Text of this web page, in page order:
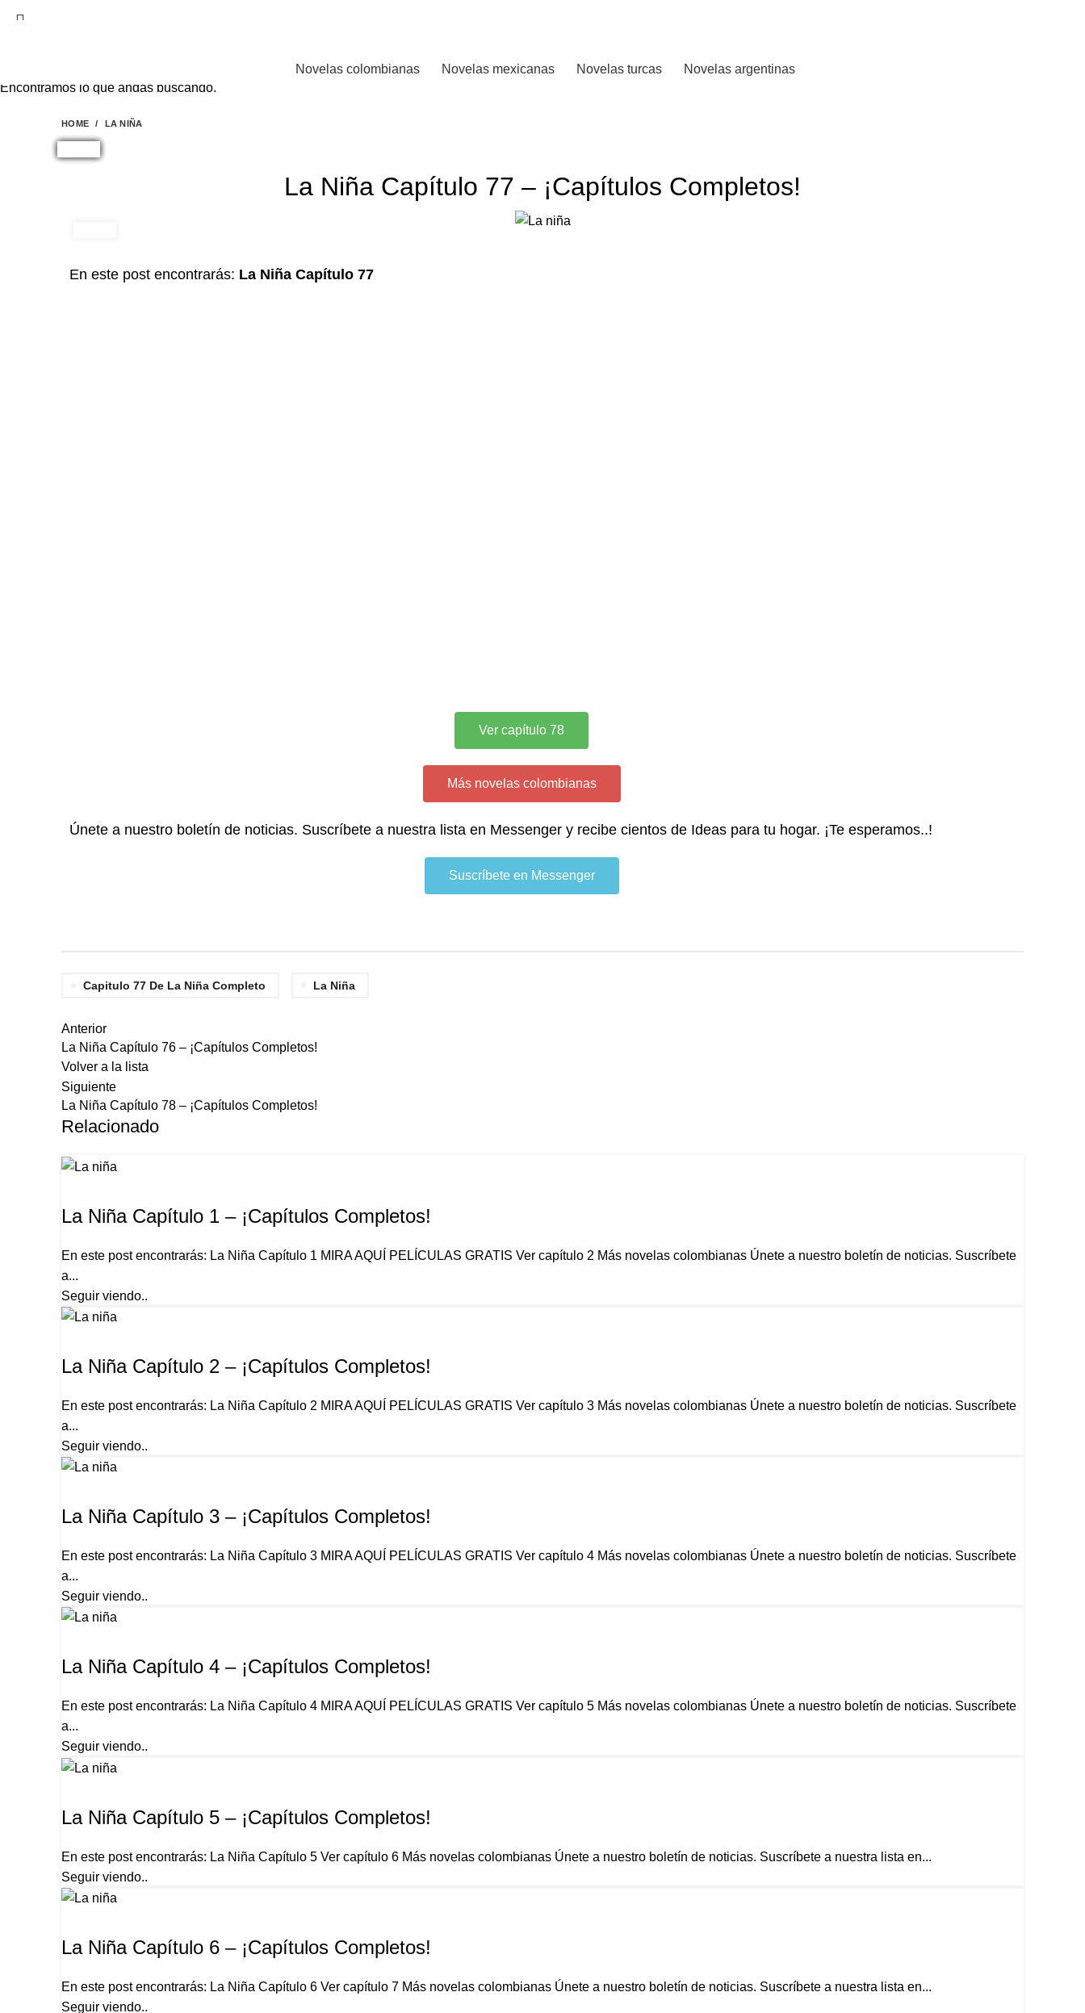
Novelas colombianas Novelas mexicanas Novelas turcas Novelas argentinas
HOME LA NIÑA
La Niña Capítulo 77 – ¡Capítulos Completos!
En este post encontrarás: La Niña Capítulo 77
Ver capítulo 78
Más novelas colombianas
Únete a nuestro boletín de noticias. Suscríbete a nuestra lista en Messenger y recibe cientos de Ideas para tu hogar. ¡Te esperamos..!
Suscríbete en Messenger
Capitulo 77 De La Niña Completo La Niña
Anterior
La Niña Capítulo 76 – ¡Capítulos Completos!
Volver a la lista
Siguiente
La Niña Capítulo 78 – ¡Capítulos Completos!
Relacionado
La Niña Capítulo 1 – ¡Capítulos Completos!
En este post encontrarás: La Niña Capítulo 1 MIRA AQUÍ PELÍCULAS GRATIS Ver capítulo 2 Más novelas colombianas Únete a nuestro boletín de noticias. Suscríbete
a...
Seguir viendo..
La Niña Capítulo 2 – ¡Capítulos Completos!
En este post encontrarás: La Niña Capítulo 2 MIRA AQUÍ PELÍCULAS GRATIS Ver capítulo 3 Más novelas colombianas Únete a nuestro boletín de noticias. Suscríbete
a...
Seguir viendo..
La Niña Capítulo 3 – ¡Capítulos Completos!
En este post encontrarás: La Niña Capítulo 3 MIRA AQUÍ PELÍCULAS GRATIS Ver capítulo 4 Más novelas colombianas Únete a nuestro boletín de noticias. Suscríbete
a...
Seguir viendo..
La Niña Capítulo 4 – ¡Capítulos Completos!
En este post encontrarás: La Niña Capítulo 4 MIRA AQUÍ PELÍCULAS GRATIS Ver capítulo 5 Más novelas colombianas Únete a nuestro boletín de noticias. Suscríbete
a...
Seguir viendo..
La Niña Capítulo 5 – ¡Capítulos Completos!
En este post encontrarás: La Niña Capítulo 5 Ver capítulo 6 Más novelas colombianas Únete a nuestro boletín de noticias. Suscríbete a nuestra lista en...
Seguir viendo..
La Niña Capítulo 6 – ¡Capítulos Completos!
En este post encontrarás: La Niña Capítulo 6 Ver capítulo 7 Más novelas colombianas Únete a nuestro boletín de noticias. Suscríbete a nuestra lista en...
Seguir viendo..
Encontramos lo que andas buscando.